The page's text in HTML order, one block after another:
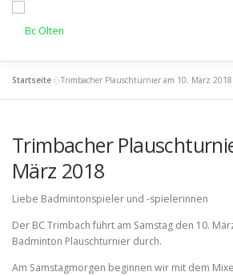
springen
OLTNER CUP KONTAKT
Startseite »Trimbacher Plauschturnier am 10. März 2018
Trimbacher
März 2018
Liebe Badmintonspieler und -spielerinnen
Der BC Trimbach führt am Samstag den 10.
Badminton Plauschturnier durch.
Am Samstagmorgen beginnen wir mit dem